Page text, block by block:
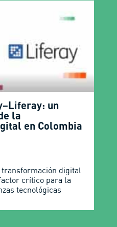
un
la
en Colombia
transformación digital
crítico para la
tecnológicas